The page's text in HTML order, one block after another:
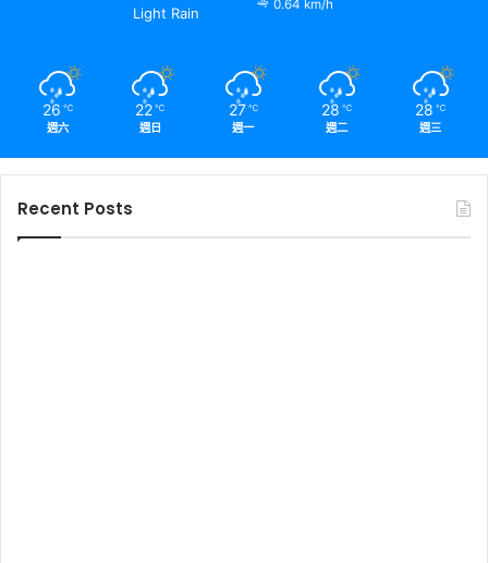
Light Rain 0.64 km/h
26 ℃
週六
22 ℃
週日
27 ℃
週一
28 ℃
週二
28 ℃
週三
Recent Posts